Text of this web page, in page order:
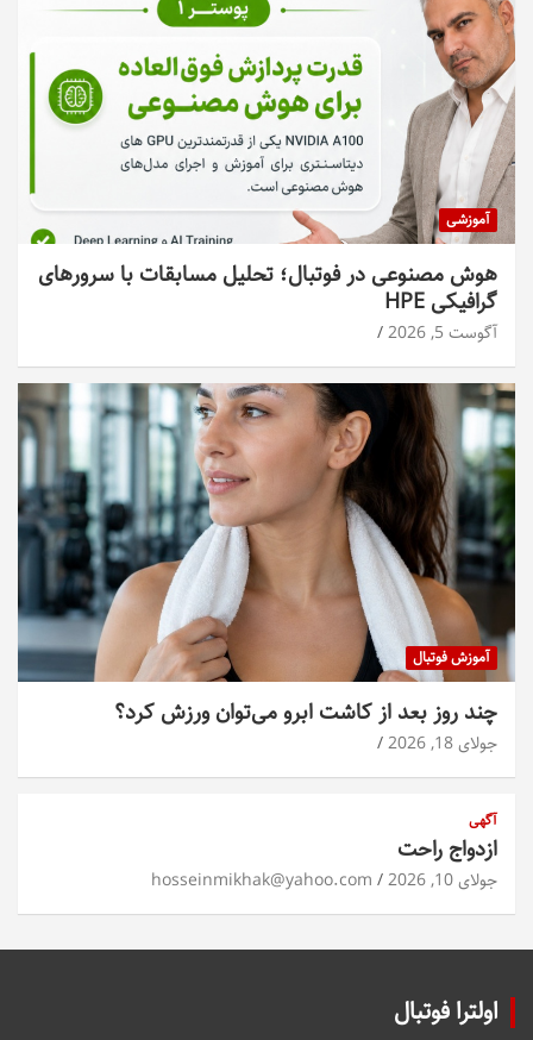
آموزشی
هوش مصنوعی در فوتبال؛ تحلیل مسابقات با سرورهای
گرافیکی HPE
آگوست 5, 2026
آموزش فوتبال
چند روز بعد از کاشت ابرو می‌توان ورزش کرد؟
جولای 18, 2026
آگهی
ازدواج راحت
جولای 10, 2026 hosseinmikhak@yahoo.com
اولترا فوتبال